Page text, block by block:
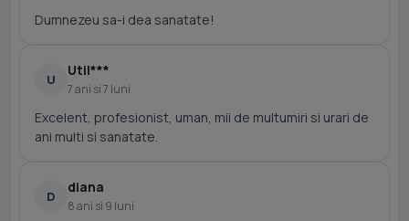
Dumnezeu sa-i dea sanatate!
U
Util***
7 ani si 7 luni
Excelent, profesionist, uman, mii de multumiri si urari de
ani multi si sanatate.
D
diana
8 ani si 9 luni